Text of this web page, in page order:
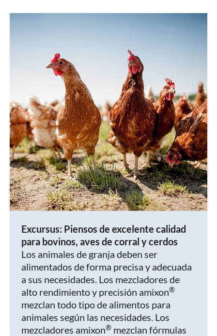
Excursus: Piensos de excelente calidad
para bovinos, aves de corral y cerdos
Los animales de granja deben ser
alimentados de forma precisa y adecuada
a sus necesidades. Los mezcladores de
alto rendimiento y precisión amixon®
mezclan todo tipo de alimentos para
animales según las necesidades. Los
mezcladores amixon® mezclan fórmulas